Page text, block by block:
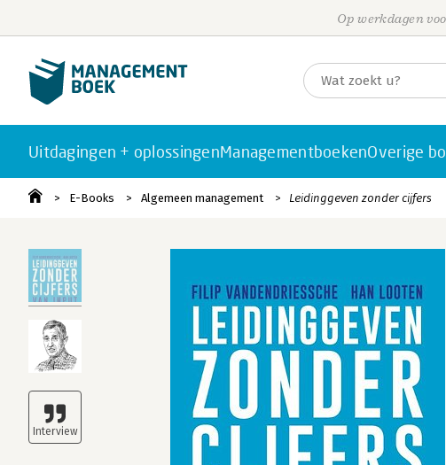
Op werkdagen
Uitdagingen + oplossingenManagementboekenOverige
E-Books Algemeen management Leidinggeven zonder cijfers